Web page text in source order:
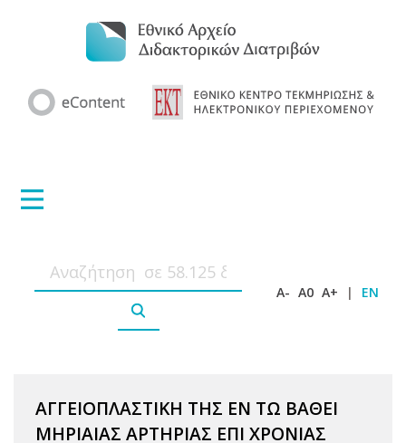
A- A0 A+ | EN
ΑΓΓΕΙΟΠΛΑΣΤΙΚΗ ΤΗΣ ΕΝ ΤΩ ΒΑΘΕΙ
ΜΗΡΙΑΙΑΣ ΑΡΤΗΡΙΑΣ ΕΠΙ ΧΡΟΝΙΑΣ